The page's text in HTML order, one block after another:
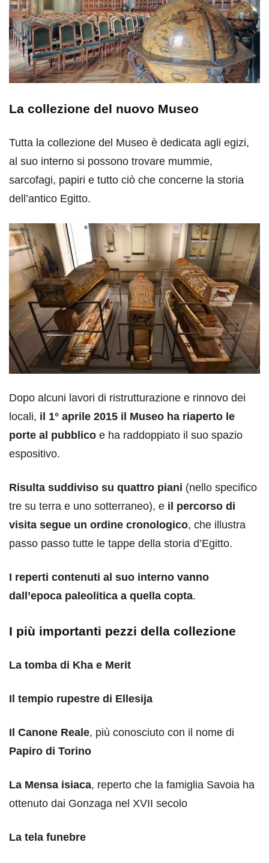
La collezione del nuovo Museo
Tutta la collezione del Museo è dedicata agli egizi,
al suo interno si possono trovare mummie,
sarcofagi, papiri e tutto ciò che concerne la storia
dell’antico Egitto.
Dopo alcuni lavori di ristrutturazione e rinnovo dei
locali, il 1° aprile 2015 il Museo ha riaperto le
porte al pubblico e ha raddoppiato il suo spazio
espositivo.
Risulta suddiviso su quattro piani (nello specifico
tre su terra e uno sotterraneo), e il percorso di
visita segue un ordine cronologico, che illustra
passo passo tutte le tappe della storia d’Egitto.
I reperti contenuti al suo interno vanno
dall’epoca paleolitica a quella copta.
I più importanti pezzi della collezione
La tomba di Kha e Merit
Il tempio rupestre di Ellesija
Il Canone Reale, più conosciuto con il nome di
Papiro di Torino
La Mensa isiaca, reperto che la famiglia Savoia ha
ottenuto dai Gonzaga nel XVII secolo
La tela funebre